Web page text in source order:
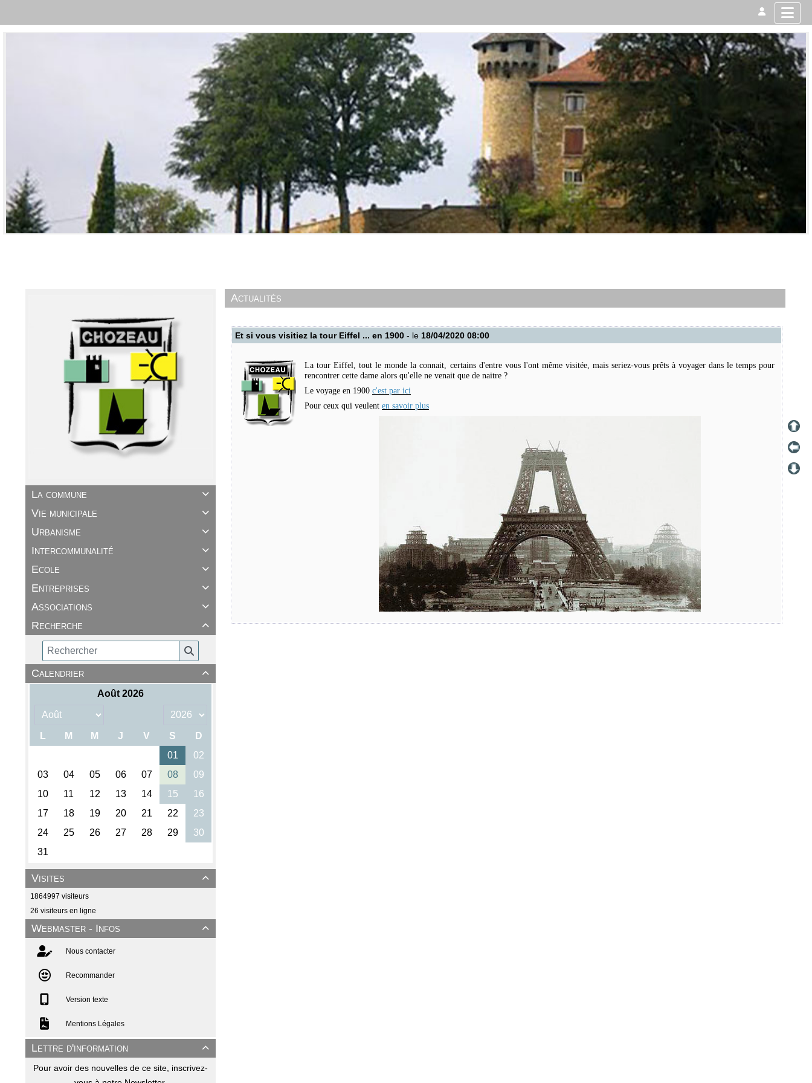

La commune

Vie municipale

Urbanisme

Intercommunalité

Ecole

Entreprises

Associations

Recherche

Calendrier

Visites
1864997 visiteurs
26 visiteurs en ligne

Webmaster - Infos
Nous contacter
Recommander
Version texte
Mentions Légales

Lettre d'information
Pour avoir des nouvelles de ce site, inscrivez-
Actualités
Et si vous visitiez la tour Eiffel ... en 1900 - le 18/04/2020 08:00
La tour Eiffel, tout le monde la connait, certains d'entre vous l'ont même visitée, mais seriez-vous prêts à voyager dans le temps pour
rencontrer cette dame alors qu'elle ne venait que de naitre ?
Le voyage en 1900 c'est par ici
Pour ceux qui veulent en savoir plus